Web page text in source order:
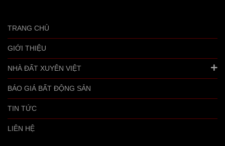
TRANG CHỦ
GIỚI THIỆU
NHÀ ĐẤT XUYÊN VIỆT
BÁO GIÁ BẤT ĐỘNG SẢN
TIN TỨC
LIÊN HỆ